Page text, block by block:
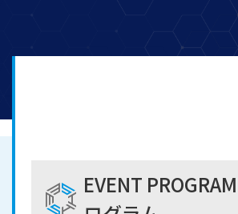
EVENT PROGRAM